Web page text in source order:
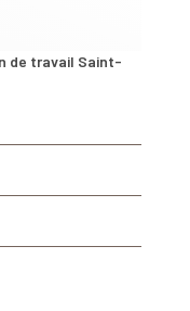
de travail Saint-